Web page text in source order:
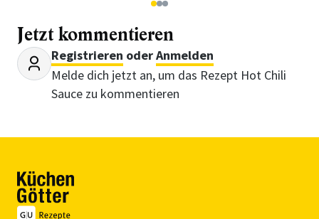
123
Jetzt kommentieren
Registrieren oderAnmelden
Melde dich jetzt an, um das Rezept Hot Chili
Sauce zu kommentieren